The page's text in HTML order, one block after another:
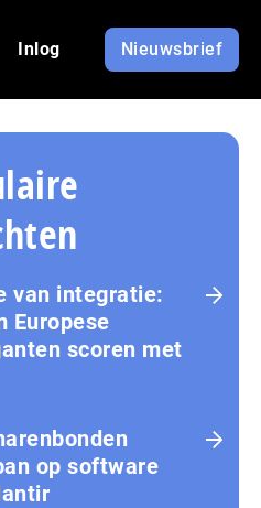
Inlog Nieuwsbrief
van integratie:
Europese
scoren met
op software